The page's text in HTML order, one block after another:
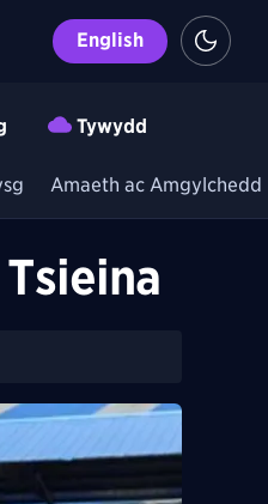
English
Tywydd
Amaeth ac Amgylchedd